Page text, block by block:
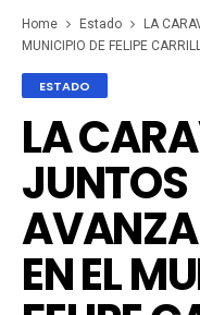
Home Estado
LA
MUNICIPIO DE FELIPE
ESTADO
LA
JUNTOS
EN EL